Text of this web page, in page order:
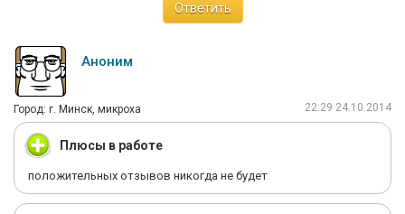
Ответить
Аноним
Город: г. Минск, микроха 22:29 24.10.2014
Плюсы в работе
положительных отзывов никогда не будет